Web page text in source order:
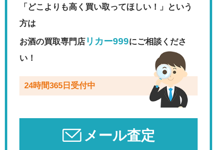
「どこよりも高く買い取ってほしい！」という
方は
お酒の買取専門店 リカー999にご相談くださ
い！
24時間365日受付中
メール査定